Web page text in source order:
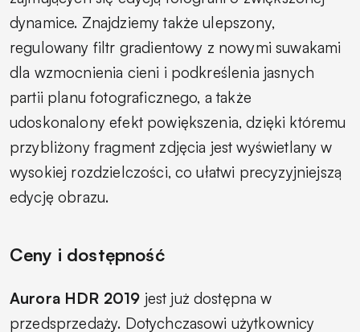
dynamice. Znajdziemy także ulepszony,
regulowany filtr gradientowy z nowymi suwakami
dla wzmocnienia cieni i podkreślenia jasnych
partii planu fotograficznego, a także
udoskonalony efekt powiększenia, dzięki któremu
przybliżony fragment zdjęcia jest wyświetlany w
wysokiej rozdzielczości, co ułatwi precyzyjniejszą
edycję obrazu.
Ceny i dostępność
Aurora HDR 2019 jest już dostępna w
przedsprzedaży. Dotychczasowi użytkownicy